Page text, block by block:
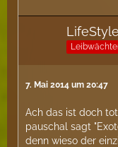
7. Mai 2014 um 20:47
Ach das ist doch
pauschal sagt
denn wieso der